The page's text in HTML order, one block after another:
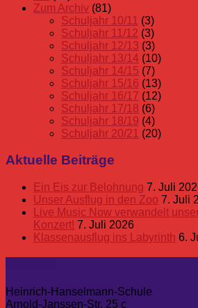
Zum Archiv (81)
Schuljahr 10/11 (3)
Schuljahr 11/12 (3)
Schuljahr 12/13 (3)
Schuljahr 13/14 (10)
Schuljahr 14/15 (7)
Schuljahr 15/16 (13)
Schuljahr 16/17 (12)
Schuljahr 17/18 (6)
Schuljahr 18/19 (4)
Schuljahr 20/21 (20)
Aktuelle Beiträge
Ein Eis zur Belohnung 7. Juli
Unser Ausflug in den Zoo 7. Juli
Live Music Now verwandelt
Konzert! 7. Juli 2026
Klassenausflug ins Labyrinth 6.
Heinrich-Hanselmann-Schule
Arnold-Janssen-Str. 25 c